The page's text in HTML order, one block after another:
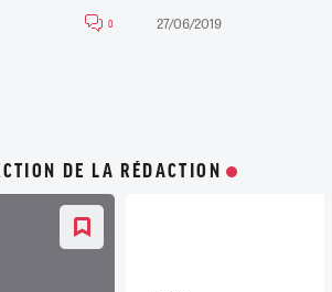
0 27/06/2019
DE LA RÉDACTION